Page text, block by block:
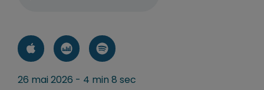
26 mai 2026 - 4 min 8 sec